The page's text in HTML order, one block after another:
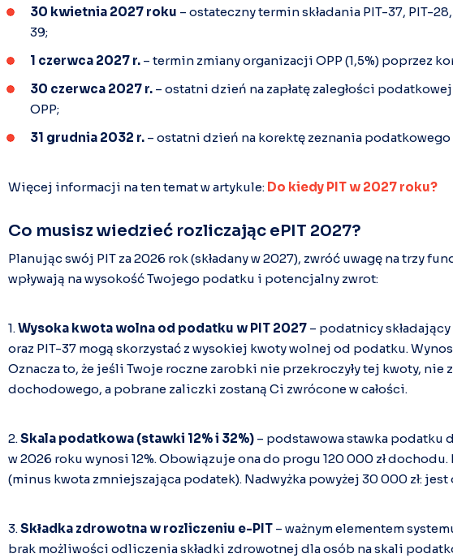
30 kwietnia 2027 roku – ostateczny termin składania PIT-37, PIT-
39;
1 czerwca 2027 r. – termin zmiany organizacji OPP (1,5%) poprzez
30 czerwca 2027 r. – ostatni dzień na zapłatę zaległości
OPP;
31 grudnia 2032 r. – ostatni dzień na korektę zeznania podatkowego
Więcej informacji na ten temat w artykule: Do kiedy PIT w 2027 roku?
Co musisz wiedzieć rozliczając ePIT 2027?
Planując swój PIT za 2026 rok (składany w 2027), zwróć uwagę na trzy
wpływają na wysokość Twojego podatku i potencjalny zwrot:
1.Wysoka kwota wolna od podatku w PIT 2027 – podatnicy
oraz PIT-37 mogą skorzystać z wysokiej kwoty wolnej od podatku.
Oznacza to, że jeśli Twoje roczne zarobki nie przekroczyły tej kwoty, nie
dochodowego, a pobrane zaliczki zostaną Ci zwrócone w całości.
2.Skala podatkowa (stawki 12% i 32%) – podstawowa stawka podatku
w 2026 roku wynosi 12%. Obowiązuje ona do progu 120 000 zł dochodu.
(minus kwota zmniejszająca podatek). Nadwyżka powyżej 30 000 zł: jest
3.Składka zdrowotna w rozliczeniu e-PIT – ważnym elementem
brak możliwości odliczenia składki zdrowotnej dla osób na skali